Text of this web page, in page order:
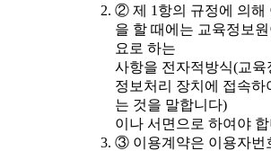
② 제 1항의 규정에 의해
을 할 때에는 교육정보
요로 하는
사항을 전자적방식(교
정보처리 장치에 접속
는 것을 말합니다)
이나 서면으로 하여야
③ 이용계약은 이용자번